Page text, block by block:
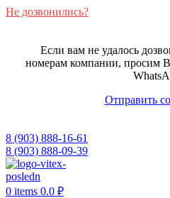
Не дозвонились?
Если вам не удалось
номерам компании, просим
Отправить
8 (903) 888-16-61
8 (903) 888-09-39
0 items 0.0 ₽